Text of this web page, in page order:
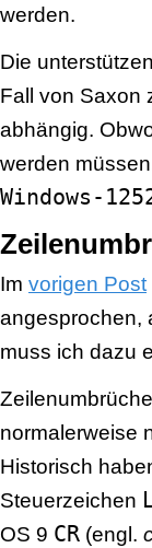
werden.
Die
Fall von Saxon
abhängig.
werden
Windows-
Im vorigen Post
angesprochen,
muss ich dazu
normalerweise
Historisch
Steuerzeichen
OS 9 CR (engl.